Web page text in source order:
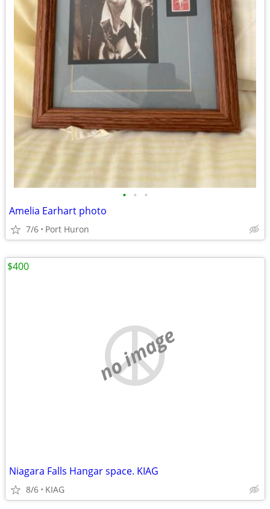
• • •
Amelia Earhart photo
7/6 Port Huron
no image
Niagara Falls Hangar space. KIAG
8/6 KIAG
$400